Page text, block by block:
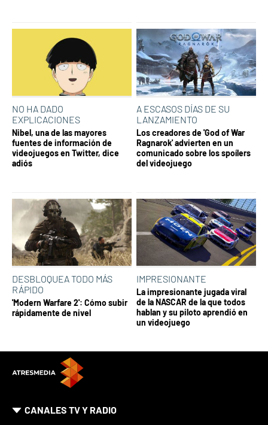
NO HA DADO
EXPLICACIONES
Nibel, una de las mayores
fuentes de información de
videojuegos en Twitter, dice
adiós
A ESCASOS DÍAS DE SU
LANZAMIENTO
Los creadores de 'God of War
Ragnarok' advierten en un
comunicado sobre los spoílers
del videojuego
DESBLOQUEA TODO MÁS
RÁPIDO
'Modern Warfare 2': Cómo subir
rápidamente de nivel
IMPRESIONANTE
La impresionante jugada viral
de la NASCAR de la que todos
hablan y su piloto aprendió en
un videojuego
CANALES TV Y RADIO